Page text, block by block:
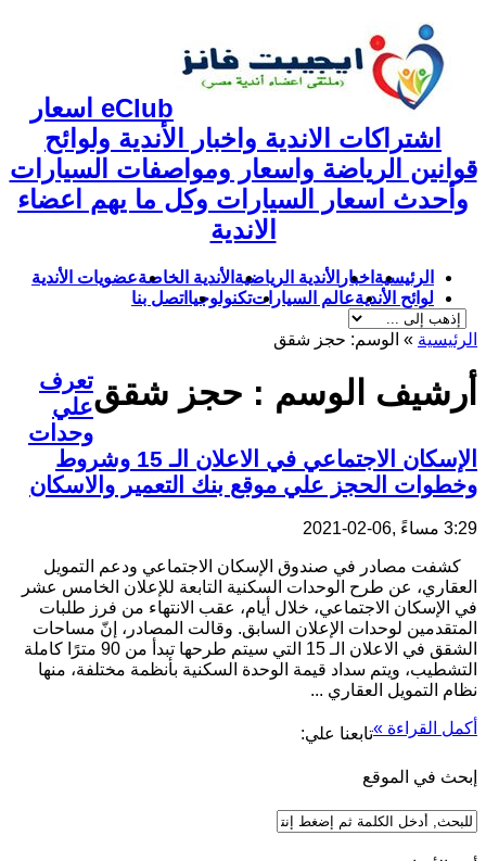
eClub اسعار
اشتراكات الاندية واخبار الأندية ولوائح
قوانين الرياضة واسعار ومواصفات السيارات
وأحدث اسعار السيارات وكل ما يهم اعضاء
الاندية
الرئيسية اخبار الأندية الرياضية الأندية الخاصةعضويات الأندية
لوائح الأنديةعالم السياراتتكنولوجيا اتصل بنا
الرئيسية » الوسم: حجز شقق
أرشيف الوسم : حجز شققتعرف
علي
وحدات
الإسكان الاجتماعي في الاعلان الـ 15 وشروط
وخطوات الحجز علي موقع بنك التعمير والاسكان
3:29 مساءً ,06-02-2021
كشفت مصادر في صندوق الإسكان الاجتماعي ودعم التمويل
العقاري، عن طرح الوحدات السكنية التابعة للإعلان الخامس عشر
في الإسكان الاجتماعي، خلال أيام، عقب الانتهاء من فرز طلبات
المتقدمين لوحدات الإعلان السابق. وقالت المصادر، إنّ مساحات
الشقق في الاعلان الـ 15 التي سيتم طرحها تبدأ من 90 مترًا كاملة
التشطيب، ويتم سداد قيمة الوحدة السكنية بأنظمة مختلفة، منها
نظام التمويل العقاري ...
أكمل القراءة »تابعنا علي:
إبحث في الموقع